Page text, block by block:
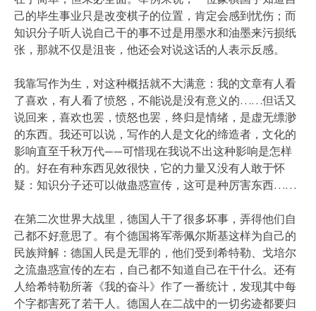
己的毕生事业只是改变棋子的位置，肯定会感到忧伤；而
知识分子听人说自己干的事不过是用墨水和油墨来污损纸
张，那就不仅是沮丧，他还会对说这话的人表示反感。
我靠写作为生，对这种概括就不大满意：我的文章有人看
了喜欢，有人看了愤怒，不能说是没有意义的……但话又
说回来，喜欢也罢，愤怒也罢，终归是情绪，是虚无缥渺
的东西。我还可以说，写作的人是文化的缔造者，文化的
影响直至千秋万代——可惜现在我说不出这种影响是怎样
的。好在有种东西见效很快，它的力量又没有人敢于怀
疑：知识分子还可以做蛊惑宣传，这可是种厉害东西……
在第二次世界大战里，德国人干了很多坏事，弄得他们自
己都不好意思了。有个德国将军蒂佩尔斯基这样为自己的
民族辩解：德国人民是无罪的，他们受到希特勒、戈培尔
之流蛊惑宣传的左右，自己都不知道自己在干什么。还有
人给希特勒所著《我的奋斗》作了一番统计，发现其中每
个字都害死了若干人。德国人在二战中的一切劣迹都要归